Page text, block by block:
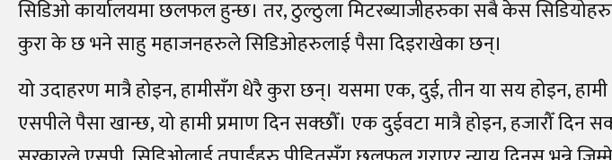
सिडिओ कार्यालयमा छलफल हुन्छ। तर, ठुल्ठुला मिटरब्याजीहरुका सबै केस
कुरा के छ भने साहु महाजनहरुले सिडिओहरुलाई पैसा दिइराखेका छन्।
यो उदाहरण मात्रै होइन, हामीसँग धेरै कुरा छन्। यसमा एक, दुई, तीन या सय होइन,
एसपीले पैसा खान्छ, यो हामी प्रमाण दिन सक्छौँ। एक दुईवटा मात्रै होइन, हजारौँ दिन